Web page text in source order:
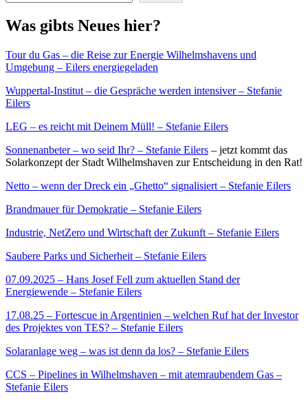
Was gibts Neues hier?
Tour du Gas – die Reise zur Energie Wilhelmshavens und
Umgebung – Eilers energiegeladen
Wuppertal-Institut – die Gespräche werden intensiver – Stefanie
Eilers
LEG – es reicht mit Deinem Müll! – Stefanie Eilers
Sonnenanbeter – wo seid Ihr? – Stefanie Eilers – jetzt kommt das
Solarkonzept der Stadt Wilhelmshaven zur Entscheidung in den Rat!
Netto – wenn der Dreck ein „Ghetto“ signalisiert – Stefanie Eilers
Brandmauer für Demokratie – Stefanie Eilers
Industrie, NetZero und Wirtschaft der Zukunft – Stefanie Eilers
Saubere Parks und Sicherheit – Stefanie Eilers
07.09.2025 – Hans Josef Fell zum aktuellen Stand der
Energiewende – Stefanie Eilers
17.08.25 – Fortescue in Argentinien – welchen Ruf hat der Investor
des Projektes von TES? – Stefanie Eilers
Solaranlage weg – was ist denn da los? – Stefanie Eilers
CCS – Pipelines in Wilhelmshaven – mit atemraubendem Gas –
Stefanie Eilers